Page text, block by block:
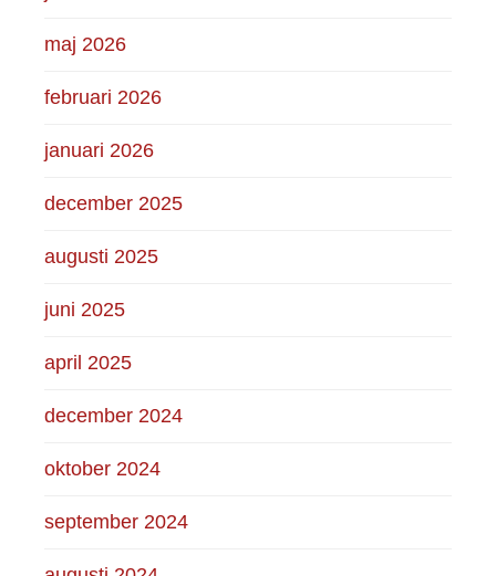
maj 2026
februari 2026
januari 2026
december 2025
augusti 2025
juni 2025
april 2025
december 2024
oktober 2024
september 2024